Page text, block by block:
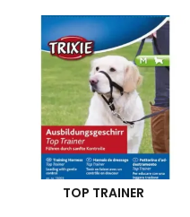
TOP TRAINER